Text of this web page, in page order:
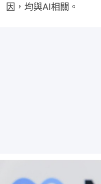
因，均與AI相關。